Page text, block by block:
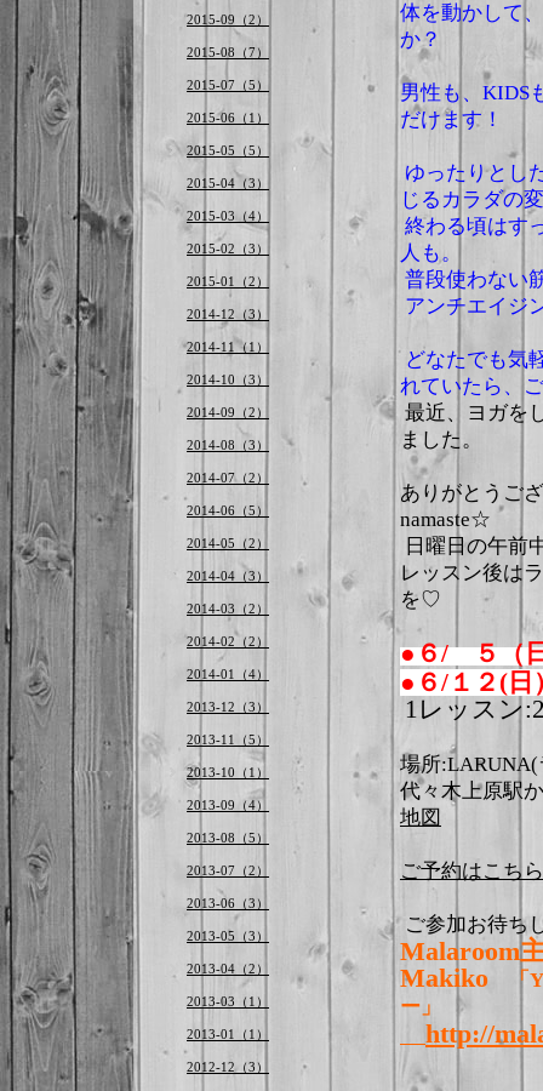
体を動かして
か？
男性も、KIDS
だけます！
ゆったりとし
じるカラダの
終わる頃はす
人も。
普段使わない
アンチエイジ
どなたでも気
れていたら、
最近、ヨガを
ました。
ありがとうご
namaste☆
日曜日の午前
レッスン後は
を♡
●６/ ５（
●６/１２(日
1レッスン
場所
代々木上原駅
地図
ご予約はこち
ご参加お待ち
Makiko 「
ー」
http://
2015-09（2）
2015-08（7）
2015-07（5）
2015-06（1）
2015-05（5）
2015-04（3）
2015-03（4）
2015-02（3）
2015-01（2）
2014-12（3）
2014-11（1）
2014-10（3）
2014-09（2）
2014-08（3）
2014-07（2）
2014-06（5）
2014-05（2）
2014-04（3）
2014-03（2）
2014-02（2）
2014-01（4）
2013-12（3）
2013-11（5）
2013-10（1）
2013-09（4）
2013-08（5）
2013-07（2）
2013-06（3）
2013-05（3）
2013-04（2）
2013-03（1）
2013-01（1）
2012-12（3）